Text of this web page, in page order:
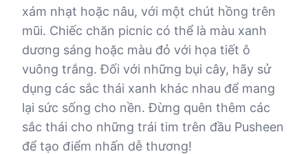
xám nhạt hoặc nâu, với một chút hồng trên
mũi. Chiếc chăn picnic có thể là màu xanh
dương sáng hoặc màu đỏ với họa tiết ô
vuông trắng. Đối với những bụi cây, hãy sử
dụng các sắc thái xanh khác nhau để mang
lại sức sống cho nền. Đừng quên thêm các
sắc thái cho những trái tim trên đầu Pusheen
để tạo điểm nhấn dễ thương!